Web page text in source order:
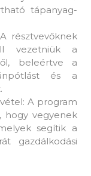
tápanyag-
résztvevőknek
vezetniük a
beleértve a
és a
A program
hogy vegyenek
segítik a
gazdálkodási